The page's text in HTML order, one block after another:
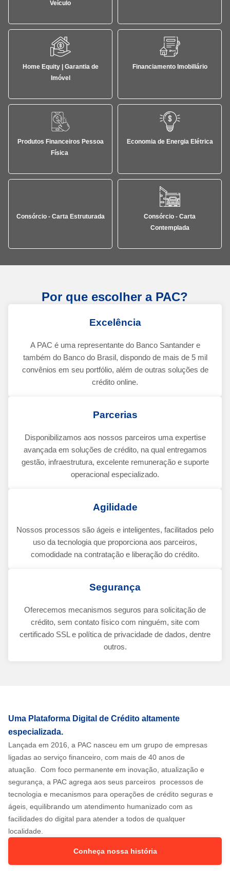
Veículo
Home Equity | Garantia de
Imóvel
Financiamento Imobiliário
Produtos Financeiros Pessoa
Física
Economia de Energia Elétrica
Consórcio - Carta Estruturada
Consórcio - Carta
Contemplada
Por que escolher a PAC?
Excelência
A PAC é uma representante do Banco Santander e
também do Banco do Brasil, dispondo de mais de 5 mil
convênios em seu portfólio, além de outras soluções de
crédito online.
Parcerias
Disponibilizamos aos nossos parceiros uma expertise
avançada em soluções de crédito, na qual entregamos
gestão, infraestrutura, excelente remuneração e suporte
operacional especializado.
Agilidade
Nossos processos são ágeis e inteligentes, facilitados pelo
uso da tecnologia que proporciona aos parceiros,
comodidade na contratação e liberação do crédito.
Segurança
Oferecemos mecanismos seguros para solicitação de
crédito, sem contato físico com ninguém, site com
certificado SSL e política de privacidade de dados, dentre
outros.
Uma Plataforma Digital de Crédito altamente
especializada.
Lançada em 2016, a PAC nasceu em um grupo de empresas
ligadas ao serviço financeiro, com mais de 40 anos de
atuação. Com foco permanente em inovação, atualização e
segurança, a PAC agrega aos seus parceiros processos de
tecnologia e mecanismos para operações de crédito seguras e
ágeis, equilibrando um atendimento humanizado com as
facilidades do digital para atender a todos de qualquer
localidade.
Conheça nossa história